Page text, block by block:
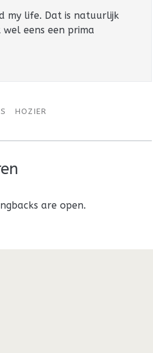
my life. Dat is natuurlijk
eens een prima
HOZIER
are open.